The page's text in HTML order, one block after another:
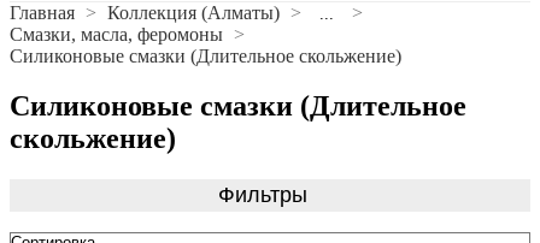
Главная Коллекция (Алматы)
Смазки, масла, феромоны
Силиконовые смазки (Длительное скольжение)
Силиконовые смазки (Длительное
скольжение)
Фильтры